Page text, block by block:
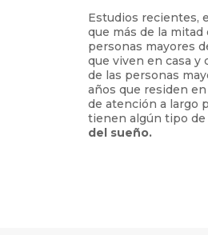
Estudios recientes,
que más de la mitad
personas mayores
que viven en casa y
de las personas
años que residen
de atención a largo
tienen algún tipo de
del sueño.